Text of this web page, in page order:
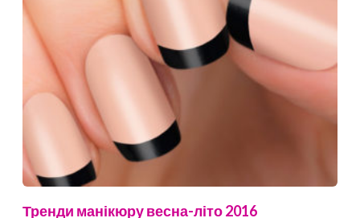
Тренди манікюру весна-літо 2016